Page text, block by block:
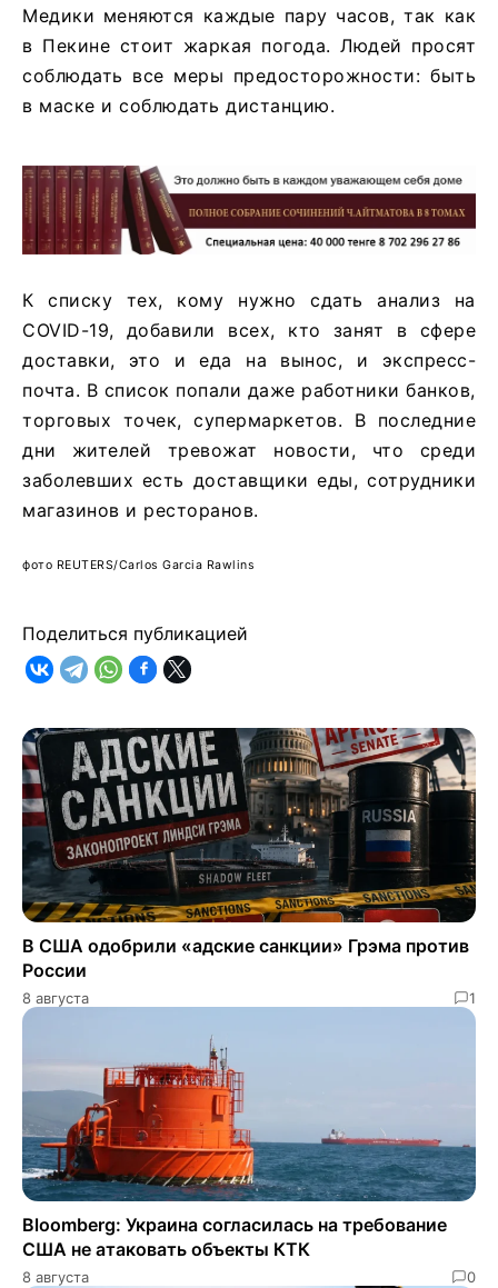
Медики меняются каждые пару часов, так как
в Пекине стоит жаркая погода. Людей просят
соблюдать все меры предосторожности: быть
в маске и соблюдать дистанцию.
К списку тех, кому нужно сдать анализ на
COVID-19, добавили всех, кто занят в сфере
доставки, это и еда на вынос, и экспресс-
почта. В список попали даже работники банков,
торговых точек, супермаркетов. В последние
дни жителей тревожат новости, что среди
заболевших есть доставщики еды, сотрудники
магазинов и ресторанов.
фото REUTERS/Carlos Garcia Rawlins
Поделиться публикацией
В США одобрили «адские санкции» Грэма против
России
8 августа 1
Bloomberg: Украина согласилась на требование
США не атаковать объекты КТК
8 августа 0